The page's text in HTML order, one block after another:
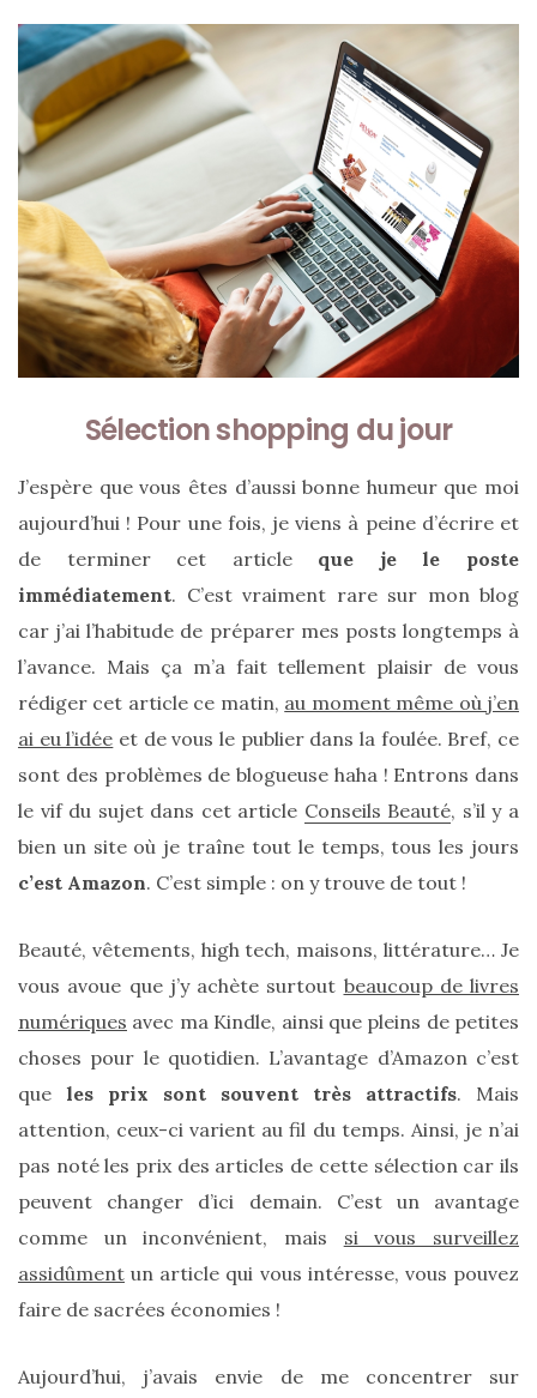
sac
en
soie
et
cuir
au
luxe
discret
Sac
cabas
en
cuir
tressé
Parfois
:
mon
sur
shopper
chic
Sélection shopping du jour
J’espère que vous êtes d’aussi bonne humeur que moi
aujourd’hui ! Pour une fois, je viens à peine d’écrire et
de terminer cet article que je le poste
immédiatement. C’est vraiment rare sur mon blog
car j’ai l’habitude de préparer mes posts longtemps à
l’avance. Mais ça m’a fait tellement plaisir de vous
rédiger cet article ce matin, au moment même où j’en
ai eu l’idée et de vous le publier dans la foulée. Bref, ce
sont des problèmes de blogueuse haha ! Entrons dans
le vif du sujet dans cet article Conseils Beauté, s’il y a
bien un site où je traîne tout le temps, tous les jours
c’est Amazon. C’est simple : on y trouve de tout !
Beauté, vêtements, high tech, maisons, littérature… Je
vous avoue que j’y achète surtout beaucoup de livres
numériques avec ma Kindle, ainsi que pleins de petites
choses pour le quotidien. L’avantage d’Amazon c’est
que les prix sont souvent très attractifs. Mais
attention, ceux-ci varient au fil du temps. Ainsi, je n’ai
pas noté les prix des articles de cette sélection car ils
peuvent changer d’ici demain. C’est un avantage
comme un inconvénient, mais si vous surveillez
assidûment un article qui vous intéresse, vous pouvez
faire de sacrées économies !
Aujourd’hui, j’avais envie de me concentrer sur